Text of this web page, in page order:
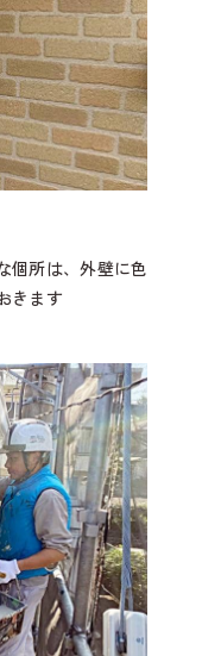
個所は、外壁に色
きます